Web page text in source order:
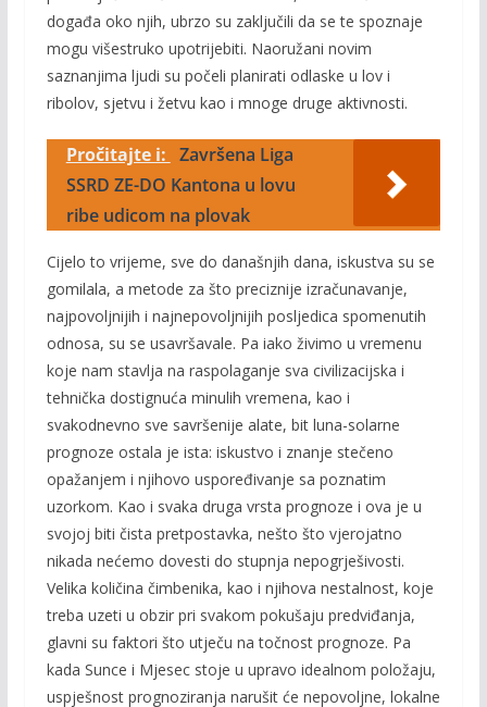
događa oko njih, ubrzo su zaključili da se te spoznaje
mogu višestruko upotrijebiti. Naoružani novim
saznanjima ljudi su počeli planirati odlaske u lov i
ribolov, sjetvu i žetvu kao i mnoge druge aktivnosti.
Pročitajte i: Završena Liga
SSRD ZE-DO Kantona u lovu
ribe udicom na plovak
Cijelo to vrijeme, sve do današnjih dana, iskustva su se
gomilala, a metode za što preciznije izračunavanje,
najpovoljnijih i najnepovoljnijih posljedica spomenutih
odnosa, su se usavršavale. Pa iako živimo u vremenu
koje nam stavlja na raspolaganje sva civilizacijska i
tehnička dostignuća minulih vremena, kao i
svakodnevno sve savršenije alate, bit luna-solarne
prognoze ostala je ista: iskustvo i znanje stečeno
opažanjem i njihovo uspoređivanje sa poznatim
uzorkom. Kao i svaka druga vrsta prognoze i ova je u
svojoj biti čista pretpostavka, nešto što vjerojatno
nikada nećemo dovesti do stupnja nepogrješivosti.
Velika količina čimbenika, kao i njihova nestalnost, koje
treba uzeti u obzir pri svakom pokušaju predviđanja,
glavni su faktori što utječu na točnost prognoze. Pa
kada Sunce i Mjesec stoje u upravo idealnom položaju,
uspješnost prognoziranja narušit će nepovoljne, lokalne